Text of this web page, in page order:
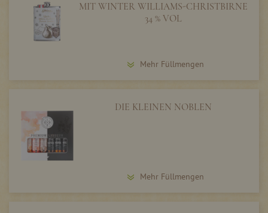
MIT WINTER WILLIAMS-CHRISTBIRNE
34 % VOL
Mehr Füllmengen
DIE KLEINEN NOBLEN
Mehr Füllmengen